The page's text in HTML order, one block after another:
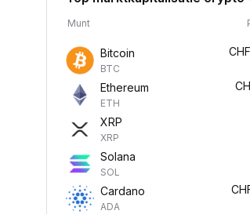
Munt
Bitcoin
BTC
CHF
Ethereum
ETH
XRP
XRP
Solana
SOL
Cardano
ADA